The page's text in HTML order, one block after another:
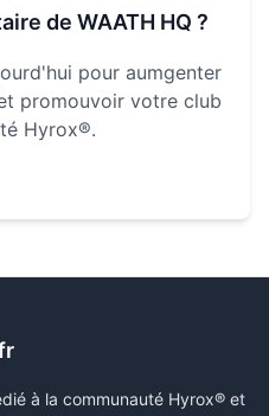
de WAATH HQ ?
pour aumgenter
promouvoir votre club
Hyrox®.
à la communauté Hyrox® et